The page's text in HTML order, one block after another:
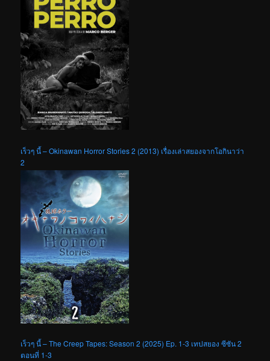
เร็วๆ นี้ – Okinawan Horror Stories 2 (2013) เรื่องเล่าสยองจากโอกินาว่า
2
เร็วๆ นี้ – The Creep Tapes: Season 2 (2025) Ep. 1-3 เทปสยอง ซีซัน 2
ตอนที่ 1-3